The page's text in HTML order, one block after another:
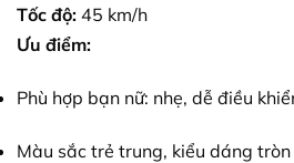
Tốc độ: 45 km/h
Ưu điểm:
Phù hợp bạn nữ: nhẹ, dễ điều
Màu sắc trẻ trung, kiểu dáng